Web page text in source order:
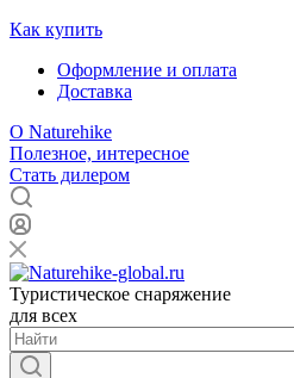
Как купить
Оформление и оплата
Доставка
О Naturehike
Полезное, интересное
Стать дилером
Туристическое снаряжение
для всех